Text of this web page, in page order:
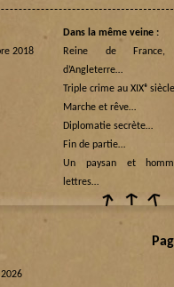
2018
Dans la même veine :
Reine de France,
d’Angleterre…
Triple crime au XIXᵉ
Marche et rêve…
Diplomatie secrète…
Fin de partie…
Un paysan et
lettres…